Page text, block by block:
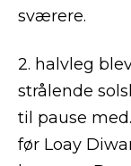
sværere.
2. halvleg
strålende
til pause
før Loay